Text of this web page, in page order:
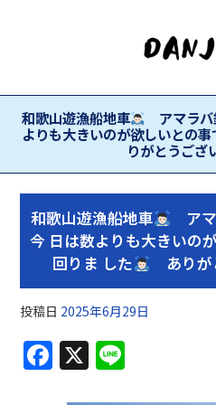
和歌山遊漁船地車
アマラ
よりも大きいのが欲しいとの
りがとうござ
和歌山遊漁船地車
ア
今 日は数よりも大きいの
回りま した
ありが
投稿日 2025年6月29日
F
a
X